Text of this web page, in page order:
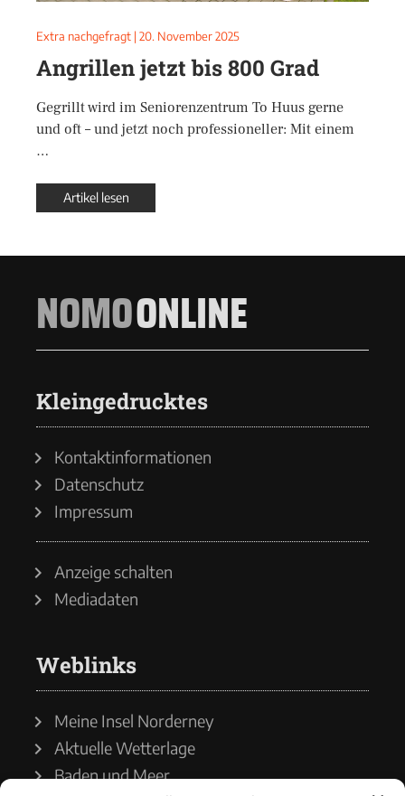
Extra nachgefragt | 20. November 2025
Angrillen jetzt bis 800 Grad
Gegrillt wird im Seniorenzentrum To Huus gerne
und oft – und jetzt noch professioneller: Mit einem
…
Artikel lesen
NOMOONLINE
Kleingedrucktes
Kontaktinformationen
Datenschutz
Impressum
Anzeige schalten
Mediadaten
Weblinks
Meine Insel Norderney
Aktuelle Wetterlage
Baden und Meer